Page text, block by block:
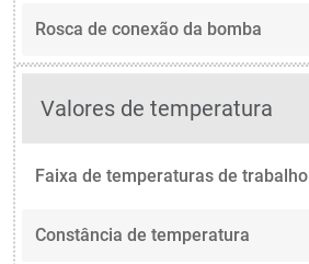
Rosca de conexão da bomba
Valores de temperatura
Faixa de temperaturas de trabalho
Constância de temperatura